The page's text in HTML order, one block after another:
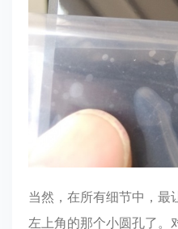
当然，在所有细节中，最
左上角的那个小圆孔了。